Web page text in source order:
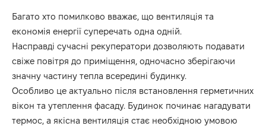
Багато хто помилково вважає, що вентиляція та
економія енергії суперечать одна одній.
Насправді сучасні рекуператори дозволяють подавати
свіже повітря до приміщення, одночасно зберігаючи
значну частину тепла всередині будинку.
Особливо це актуально після встановлення герметичних
вікон та утеплення фасаду. Будинок починає нагадувати
термос, а якісна вентиляція стає необхідною умовою